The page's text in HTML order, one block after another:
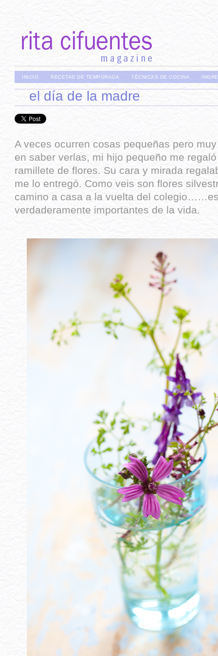
INICIO RECETAS DE TEMPORADA TÉCNICAS DE COCINA
el día de la madre
A veces ocurren cosas pequeñas pero
en saber verlas, mi hijo pequeño me
ramillete de flores. Su cara y mirada
me lo entregó. Como veis son flores
camino a casa a la vuelta del
verdaderamente importantes de la vida.